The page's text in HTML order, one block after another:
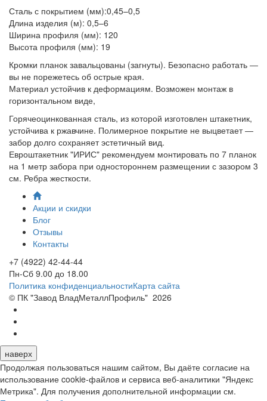
Сталь с покрытием (мм):0,45–0,5
Длина изделия (м): 0,5–6
Ширина профиля (мм): 120
Высота профиля (мм): 19
Кромки планок завальцованы (загнуты). Безопасно работать ―
вы не порежетесь об острые края.
Материал устойчив к деформациям. Возможен монтаж в
горизонтальном виде,
Горячеоцинкованная сталь, из которой изготовлен штакетник,
устойчива к ржавчине. Полимерное покрытие не выцветает ―
забор долго сохраняет эстетичный вид.
Евроштакетник "ИРИС" рекомендуем монтировать по 7 планок
на 1 метр забора при одностороннем размещении с зазором 3
см. Ребра жесткости.
Акции и скидки
Блог
Отзывы
Контакты
+7 (4922) 42-44-44
Пн-Сб 9.00 до 18.00
Политика конфиденциальностиКарта сайта
© ПК "Завод ВладМеталлПрофиль" 2026
наверх
Продолжая пользоваться нашим сайтом, Вы даёте согласие на
использование cookie-файлов и сервиса веб-аналитики "Яндекс
Метрика". Для получения дополнительной информации см.